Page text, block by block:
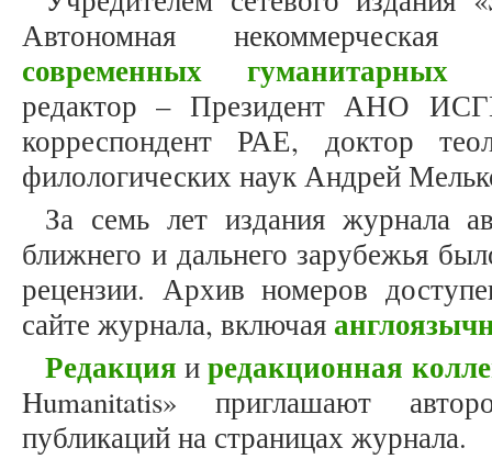
Автономная
современных гуманитарных
редактор – Президент АНО
корреспондент РАЕ, доктор
филологических наук Андрей
За семь лет издания журнала
ближнего и дальнего зарубежья
рецензии. Архив номеров
сайте журнала, включая
Редакция иредакционная
Humanitatis» приглашают
публикаций на страницах журнала.